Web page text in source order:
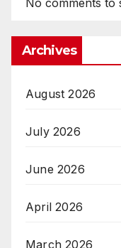
Archives
August 2026
July 2026
June 2026
April 2026
March 2026